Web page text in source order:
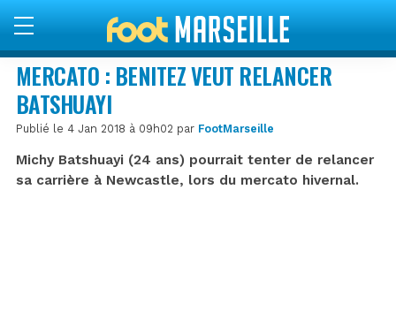
MERCATO : BENITEZ VEUT RELANCER
BATSHUAYI
Publié le 4 Jan 2018 à 09h02 par FootMarseille
Michy Batshuayi (24 ans) pourrait tenter de relancer
sa carrière à Newcastle, lors du mercato hivernal.